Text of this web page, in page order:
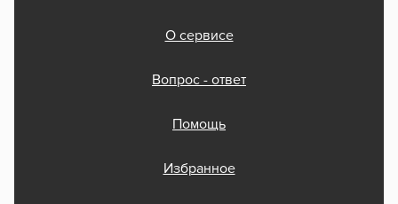
О сервисе
Вопрос - ответ
Помощь
Избранное